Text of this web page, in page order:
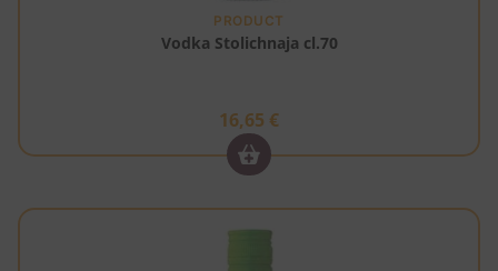
PRODUCT
Vodka Stolichnaja cl.70
16,65 €